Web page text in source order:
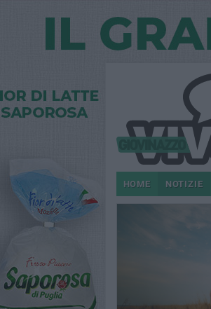
HOME NOTIZIE